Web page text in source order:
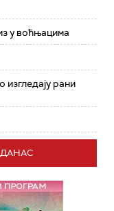
у воћњацима
рани